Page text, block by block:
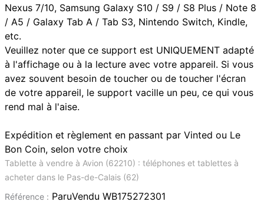
Nexus 7/10, Samsung Galaxy S10 / S9 / S8 Plus / Note 8
/ A5 / Galaxy Tab A / Tab S3, Nintendo Switch, Kindle,
etc.
Veuillez noter que ce support est UNIQUEMENT adapté
à l'affichage ou à la lecture avec votre appareil. Si vous
avez souvent besoin de toucher ou de toucher l'écran
de votre appareil, le support vacille un peu, ce qui vous
rend mal à l'aise.
Expédition et règlement en passant par Vinted ou Le
Bon Coin, selon votre choix
Tablette à vendre à Avion (62210) : téléphones et tablettes à
acheter dans le Pas-de-Calais (62)
Référence : ParuVendu WB175272301